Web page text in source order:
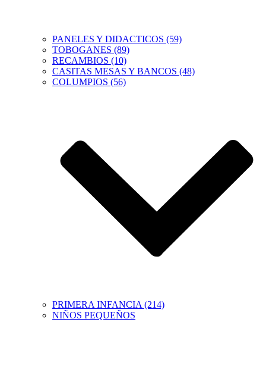
PANELES Y DIDACTICOS (59)
TOBOGANES (89)
RECAMBIOS (10)
CASITAS MESAS Y BANCOS (48)
COLUMPIOS (56)
PRIMERA INFANCIA (214)
NIÑOS PEQUEÑOS